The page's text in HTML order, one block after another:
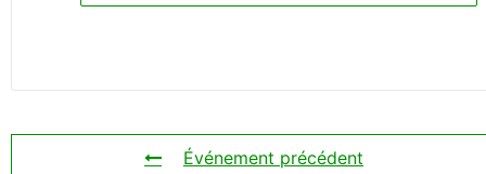
Événement précédent